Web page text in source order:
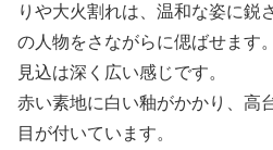
りや大火割れは、温和な姿に鋭
の人物をさながらに偲ばせます。
見込は深く広い感じです。
赤い素地に白い釉がかかり、高
目が付いています。